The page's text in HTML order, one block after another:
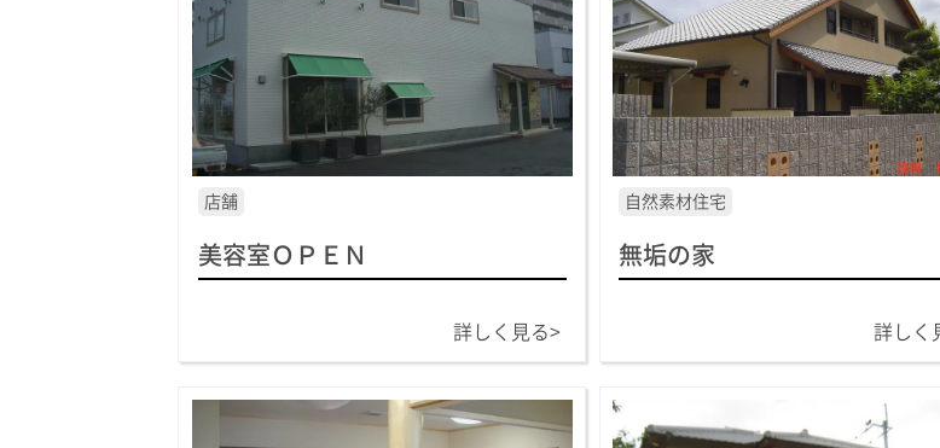
店舗
美容室ＯＰＥＮ
詳しく見る>
自然素材住宅
無垢の家
詳しく